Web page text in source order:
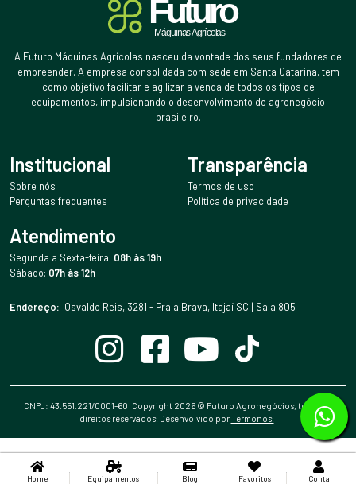
Home Equipamentos Blog Favoritos Conta
A Futuro Máquinas Agrícolas nasceu da vontade dos seus fundadores de
empreender. A empresa consolidada com sede em Santa Catarina, tem
como objetivo facilitar e agilizar a venda de todos os tipos de
equipamentos, impulsionando o desenvolvimento do agronegócio
brasileiro.
Institucional
Sobre nós
Perguntas frequentes
Transparência
Termos de uso
Política de privacidade
Atendimento
Segunda a Sexta-feira: 08h às 19h
Sábado: 07h às 12h
Endereço: Osvaldo Reis, 3281 - Praia Brava, Itajaí SC | Sala 805
CNPJ: 43.551.221/0001-60 | Copyright 2026© Futuro Agronegócios, todos os
direitos reservados. Desenvolvido por Termonos.